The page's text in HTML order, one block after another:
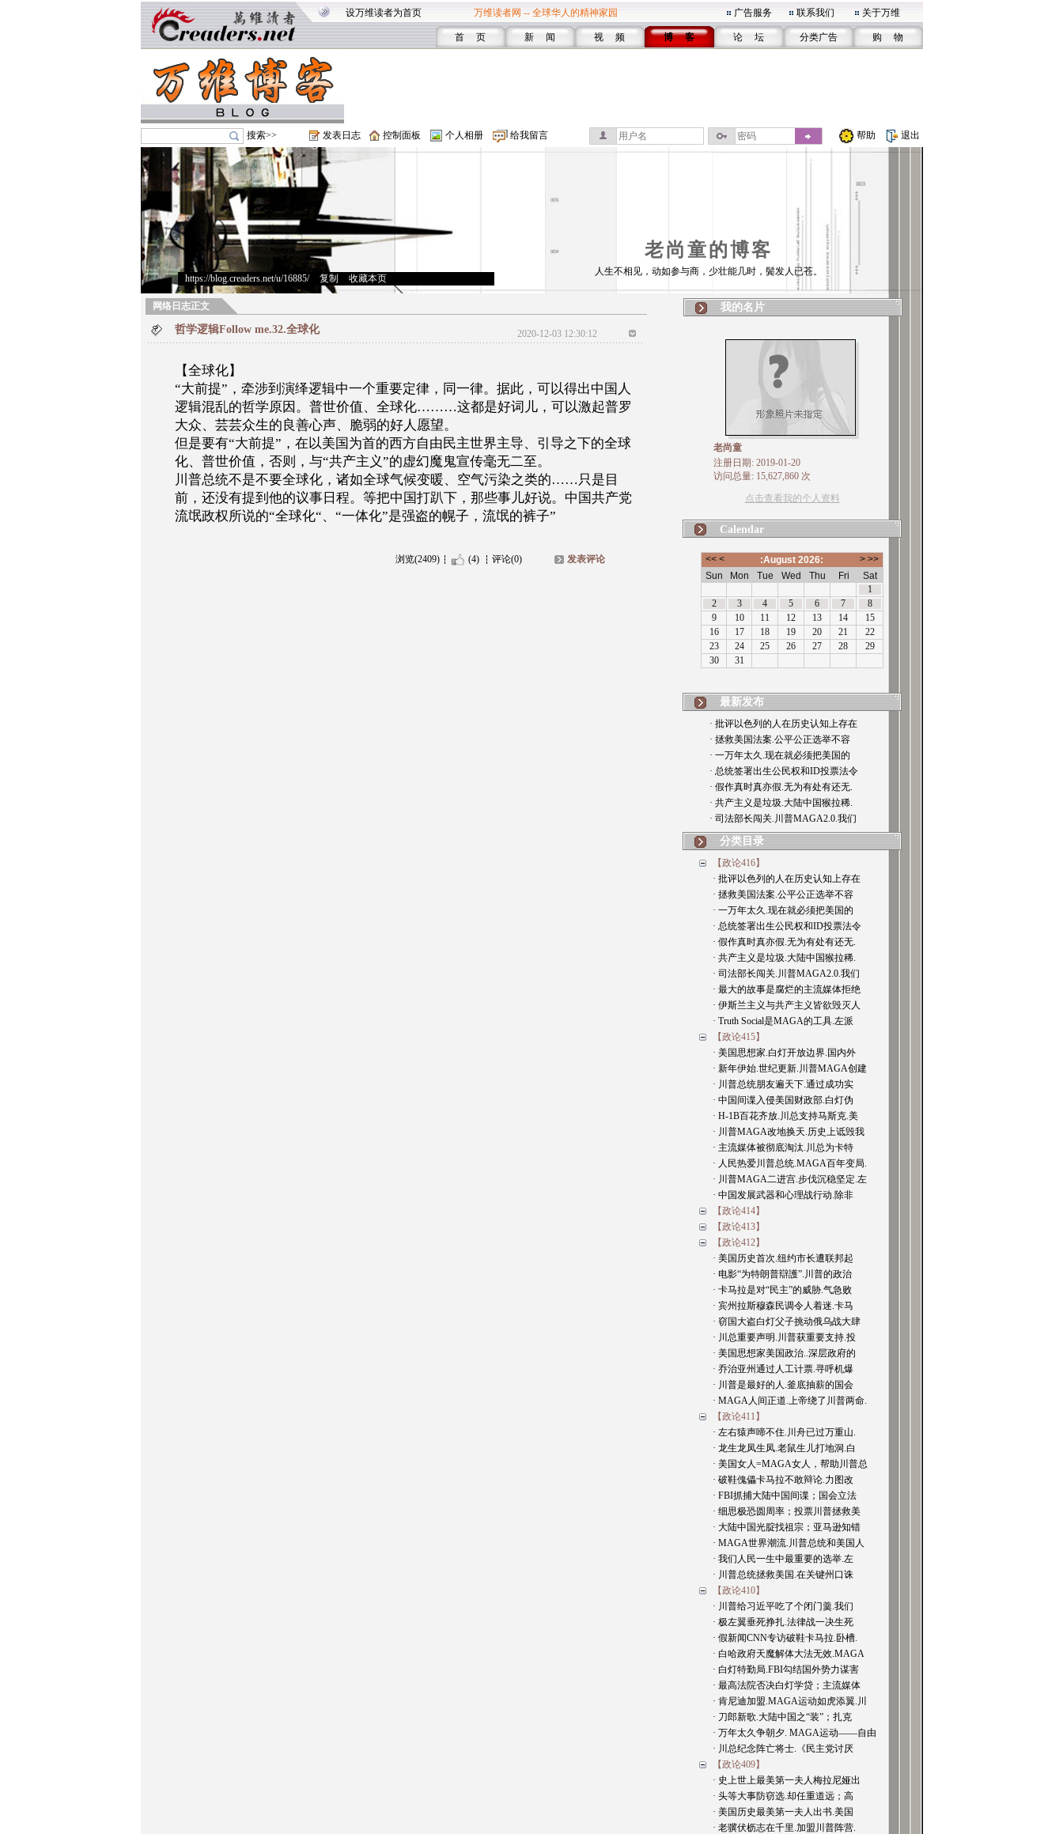
设万维读者为首页 万维读者网 -- 全球华人的精神家园 广告服务 联系我们 关于万维
首 页 新 闻 视 频 博 客 论 坛 分类广告 购 物
搜索>> 发表日志 控制面板 个人相册 给我留言 帮助 退出
老尚童的博客
https://blog.creaders.net/u/16885/> 复制 收藏本页
人生不相见，动如参与商，少壮能几时，鬓发人已苍。
网络日志正文
哲学逻辑Follow me.32.全球化 2020-12-03 12:30:12
【全球化】
“大前提” ，牵涉到演绎逻辑中一个重要定律，同一律。据此，可以得出中国人
逻辑混乱的哲学原因。普世价值、全球化………这都是好词儿，可以激起普罗
大众、芸芸众生的良善心声、脆弱的好人愿望。
但是要有“大前提” ，在以美国为首的西方自由民主世界主导、引导之下的全球
化、普世价值，否则，与“共产主义”的虚幻魔鬼宣传毫无二至。
川普总统不是不要全球化，诸如全球气候变暖、空气污染之类的…… 只是目
前，还没有提到他的议事日程。等把中国打趴下，那些事儿好说。中国共产党
流氓政权所说的“全球化“、 “一体化”是强盗的幌子，流氓的裤子”
浏览(2409) (4) 评论(0) 发表评论
我的名片
老尚童
注册日期: 2019-01-20
访问总量: 15,627,860 次
点击查看我的个人资料
Calendar
最新发布
· 批评以色列的人在历史认知上存在
· 拯救美国法案.公平公正选举不容
· 一万年太久.现在就必须把美国的
· 总统签署出生公民权和ID投票法令
· 假作真时真亦假.无为有处有还无.
· 共产主义是垃圾.大陆中国猴拉稀.
· 司法部长闯关.川普MAGA2.0.我们
分类目录
【政论416】
· 批评以色列的人在历史认知上存在
· 拯救美国法案.公平公正选举不容
· 一万年太久.现在就必须把美国的
· 总统签署出生公民权和ID投票法令
· 假作真时真亦假.无为有处有还无.
· 共产主义是垃圾.大陆中国猴拉稀.
· 司法部长闯关.川普MAGA2.0.我们
· 最大的故事是腐烂的主流媒体拒绝
· 伊斯兰主义与共产主义皆欲毁灭人
· Truth Social是MAGA的工具.左派
【政论415】
· 美国思想家.白灯开放边界.国内外
· 新年伊始.世纪更新.川普MAGA创建
· 川普总统朋友遍天下.通过成功实
· 中国间谍入侵美国财政部.白灯伪
· H-1B百花齐放.川总支持马斯克.美
· 川普MAGA改地换天.历史上诋毁我
· 主流媒体被彻底淘汰.川总为卡特
· 人民热爱川普总统.MAGA百年变局.
· 川普MAGA二进宫.步伐沉稳坚定.左
· 中国发展武器和心理战行动.除非
【政论414】
【政论413】
【政论412】
· 美国历史首次.纽约市长遭联邦起
· 电影“为特朗普辯護”.川普的政治
· 卡马拉是对“民主”的威胁.气急败
· 宾州拉斯穆森民调令人着迷.卡马
· 窃国大盗白灯父子挑动俄乌战大肆
· 川总重要声明.川普获重要支持.投
· 美国思想家美国政治..深层政府的
· 乔治亚州通过人工计票.寻呼机爆
· 川普是最好的人.釜底抽薪的国会
· MAGA人间正道.上帝绕了川普两命.
【政论411】
· 左右猿声啼不住.川舟已过万重山.
· 龙生龙凤生凤.老鼠生儿打地洞.白
· 美国女人=MAGA女人，帮助川普总
· 破鞋傀儡卡马拉不敢辩论.力图改
· FBI抓捕大陆中国间谍；国会立法
· 细思极恐圆周率；投票川普拯救美
· 大陆中国光腚找祖宗；亚马逊知错
· MAGA世界潮流.川普总统和美国人
· 我们人民一生中最重要的选举.左
· 川普总统拯救美国.在关键州口诛
【政论410】
· 川普给习近平吃了个闭门羹.我们
· 极左翼垂死挣扎.法律战一决生死
· 假新闻CNN专访破鞋卡马拉.卧槽.
· 白哈政府天魔解体大法无效.MAGA
· 白灯特勤局.FBI勾结国外势力谋害
· 最高法院否决白灯学贷；主流媒体
· 肯尼迪加盟.MAGA运动如虎添翼.川
· 刀郎新歌.大陆中国之“装”；扎克
· 万年太久争朝夕. MAGA运动——自由
· 川总纪念阵亡将士.《民主党讨厌
【政论409】
· 史上世上最美第一夫人梅拉尼娅出
· 头等大事防窃选.却任重道远；高
· 美国历史最美第一夫人出书.美国
· 老骥伏枥志在千里.加盟川普阵营.